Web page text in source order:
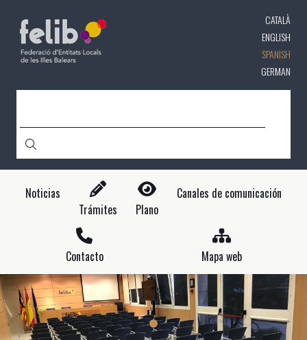
contenido
principal
CATALÀ
ENGLISH
SPANISH
GERMAN
Noticias
Trámites
Plano
Canales de comunicación
Contacto Mapa web